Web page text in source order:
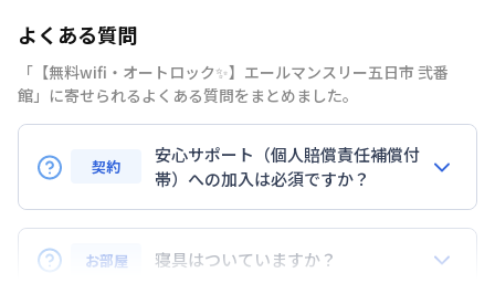
部屋の向き
禁煙・喫煙
交通
広島電鉄宮島線佐伯区役所前駅徒歩
駐車場
よくある質問
「【無料wifi・オートロック✨】エールマンスリー五日市 弐番
館」に寄せられるよくある質問をまとめました。
契約
安心サポート（個人賠償責任補償付
帯）への加入は必須ですか？
はい。安心サポートへの加入は必須となります。料金
プランでは清掃料欄に期間によって設定されている費
用が含まれて表示されています。
お部屋 寝具はついていますか？